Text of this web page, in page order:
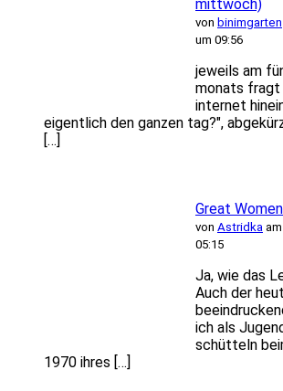
mittwoch)
von binimgarten
um 09:56
jeweils am
monats fragt
internet
eigentlich den ganzen tag?",
[…]
Great
von Astridka
05:15
Ja, wie das
Auch der
ich als
schütteln
1970 ihres […]